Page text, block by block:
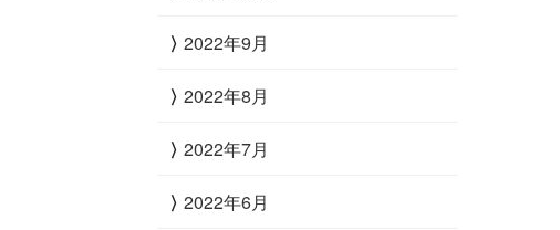
2022年9月
2022年8月
2022年7月
2022年6月